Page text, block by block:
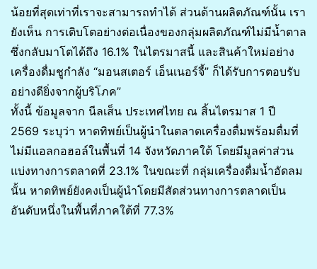
น้อยที่สุดเท่าที่เราจะสามารถทำได้ ส่วนด้านผลิตภัณฑ์นั้น เรา
ยังเห็น การเติบโตอย่างต่อเนื่องของกลุ่มผลิตภัณฑ์ไม่มีน้ำตาล
ซึ่งกลับมาโตได้ถึง 16.1% ในไตรมาสนี้ และสินค้าใหม่อย่าง
เครื่องดื่มชูกำลัง “มอนสเตอร์ เอ็นเนอร์จี้” ก็ได้รับการตอบรับ
อย่างดียิ่งจากผู้บริโภค”
ทั้งนี้ ข้อมูลจาก นีลเส็น ประเทศไทย ณ สิ้นไตรมาส 1 ปี
2569 ระบุว่า หาดทิพย์เป็นผู้นำในตลาดเครื่องดื่มพร้อมดื่มที่
ไม่มีแอลกอฮอล์ในพื้นที่ 14 จังหวัดภาคใต้ โดยมีมูลค่าส่วน
แบ่งทางการตลาดที่ 23.1% ในขณะที่ กลุ่มเครื่องดื่มน้ำอัดลม
นั้น หาดทิพย์ยังคงเป็นผู้นำโดยมีสัดส่วนทางการตลาดเป็น
อันดับหนึ่งในพื้นที่ภาคใต้ที่ 77.3%